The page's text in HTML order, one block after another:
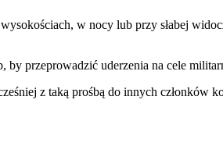
w nocy lub przy słabej
przeprowadzić uderzenia na cele
z taką prośbą do innych